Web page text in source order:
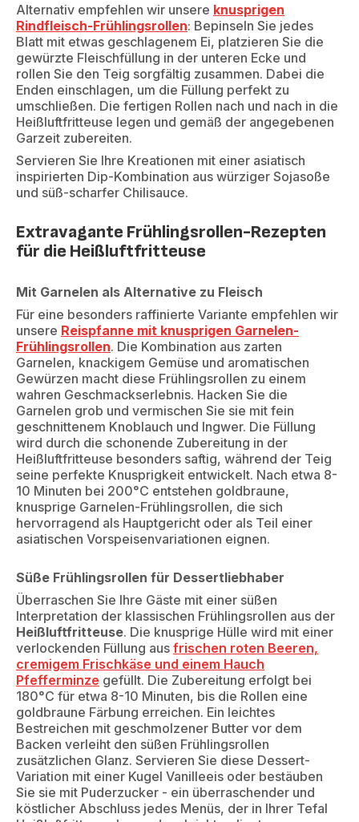
Alternativ empfehlen wir unsere knusprigen
Rindfleisch-Frühlingsrollen: Bepinseln Sie jedes
Blatt mit etwas geschlagenem Ei, platzieren Sie die
gewürzte Fleischfüllung in der unteren Ecke und
rollen Sie den Teig sorgfältig zusammen. Dabei die
Enden einschlagen, um die Füllung perfekt zu
umschließen. Die fertigen Rollen nach und nach in die
Heißluftfritteuse legen und gemäß der angegebenen
Garzeit zubereiten.
Servieren Sie Ihre Kreationen mit einer asiatisch
inspirierten Dip-Kombination aus würziger Sojasoße
und süß-scharfer Chilisauce.
Extravagante Frühlingsrollen-Rezepten
für die Heißluftfritteuse
Mit Garnelen als Alternative zu Fleisch
Für eine besonders raffinierte Variante empfehlen wir
unsere Reispfanne mit knusprigen Garnelen-
Frühlingsrollen. Die Kombination aus zarten
Garnelen, knackigem Gemüse und aromatischen
Gewürzen macht diese Frühlingsrollen zu einem
wahren Geschmackserlebnis. Hacken Sie die
Garnelen grob und vermischen Sie sie mit fein
geschnittenem Knoblauch und Ingwer. Die Füllung
wird durch die schonende Zubereitung in der
Heißluftfritteuse besonders saftig, während der Teig
seine perfekte Knusprigkeit entwickelt. Nach etwa 8-
10 Minuten bei 200°C entstehen goldbraune,
knusprige Garnelen-Frühlingsrollen, die sich
hervorragend als Hauptgericht oder als Teil einer
asiatischen Vorspeisenvariationen eignen.
Süße Frühlingsrollen für Dessertliebhaber
Überraschen Sie Ihre Gäste mit einer süßen
Interpretation der klassischen Frühlingsrollen aus der
Heißluftfritteuse. Die knusprige Hülle wird mit einer
verlockenden Füllung aus frischen roten Beeren,
cremigem Frischkäse und einem Hauch
Pfefferminze gefüllt. Die Zubereitung erfolgt bei
180°C für etwa 8-10 Minuten, bis die Rollen eine
goldbraune Färbung erreichen. Ein leichtes
Bestreichen mit geschmolzener Butter vor dem
Backen verleiht den süßen Frühlingsrollen
zusätzlichen Glanz. Servieren Sie diese Dessert-
Variation mit einer Kugel Vanilleeis oder bestäuben
Sie sie mit Puderzucker - ein überraschender und
köstlicher Abschluss jedes Menüs, der in Ihrer Tefal